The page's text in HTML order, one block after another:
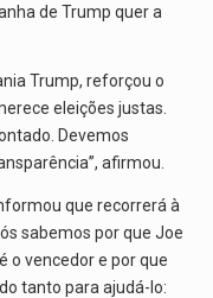
de Trump quer a
Trump, reforçou o
eleições justas.
Devemos
afirmou.
que recorrerá à
sabemos por que Joe
o vencedor e por que
tanto para ajudá-lo: